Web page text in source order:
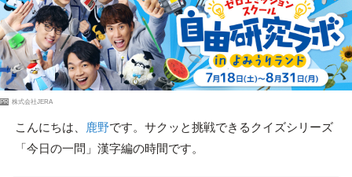
PR 株式会社JERA
こんにちは、 鹿野です。サクッと挑戦できるクイズシリーズ
「今日の一問」漢字編の時間です。